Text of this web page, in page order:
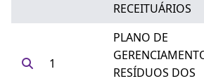
RECEITUÁRIOS
1
PLANO DE
RESÍDUOS DOS